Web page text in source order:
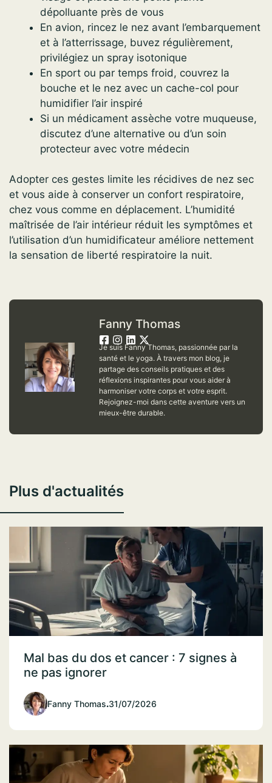
dépolluante près de vous
En avion, rincez le nez avant l’embarquement
et à l’atterrissage, buvez régulièrement,
privilégiez un spray isotonique
En sport ou par temps froid, couvrez la
bouche et le nez avec un cache-col pour
humidifier l’air inspiré
Si un médicament assèche votre muqueuse,
discutez d’une alternative ou d’un soin
protecteur avec votre médecin
Adopter ces gestes limite les récidives de nez sec
et vous aide à conserver un confort respiratoire,
chez vous comme en déplacement. L’humidité
maîtrisée de l’air intérieur réduit les symptômes et
l’utilisation d’un humidificateur améliore nettement
la sensation de liberté respiratoire la nuit.
Fanny Thomas
Je suis Fanny Thomas, passionnée par la
santé et le yoga. À travers mon blog, je
partage des conseils pratiques et des
réflexions inspirantes pour vous aider à
harmoniser votre corps et votre esprit.
Rejoignez-moi dans cette aventure vers un
mieux-être durable.
Plus d'actualités
Mal bas du dos et cancer : 7 signes à
ne pas ignorer
Fanny Thomas.31/07/2026